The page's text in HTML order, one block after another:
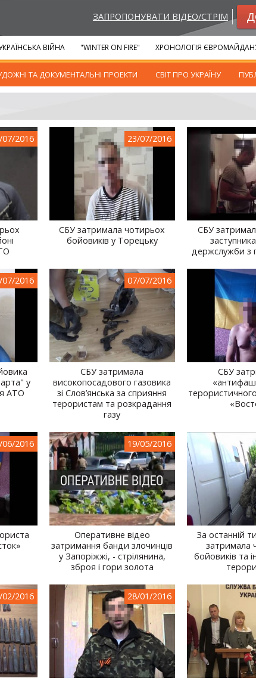
ЗАПРОПОНУВАТИ ВІДЕО/СТРІМ
ТА ДОКУМЕНТАЛЬНІ ПРОЕКТИ СВІТ ПРО УКРАЇНУ
ВІЙНА "WINTER ON FIRE" ХРОНОЛОГІЯ
07/2016 23/07/2016
СБУ затримала чотирьох
бойовиків у Торецьку
СБУ
держслужби з
07/2016
у
АТО
07/07/2016
СБУ затримала
високопосадового газовика
зі Слов’янська за сприяння
терористам та розкрадання
газу
СБУ
06/2016 19/05/2016
Оперативне відео
затримання банди злочинців
у Запоріжжі, - стрілянина,
зброя і гори золота
За останній
затримала
бойовиків та
02/2016 28/01/2016